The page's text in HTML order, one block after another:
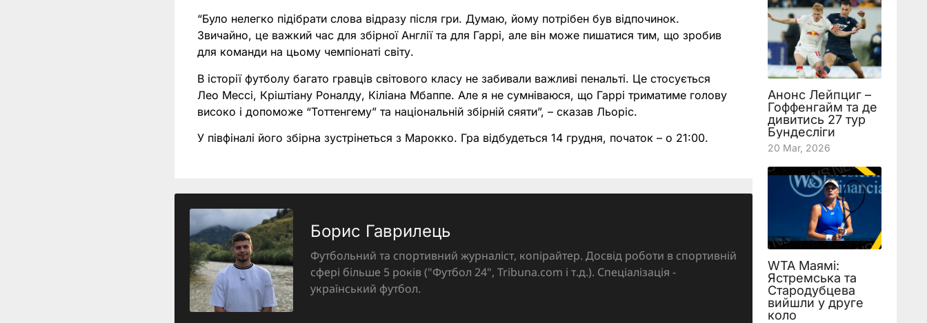
“Було нелегко підібрати слова відразу після гри. Думаю, йому потрібен був відпочинок.
Звичайно, це важкий час для збірної Англії та для Гаррі, але він може пишатися тим, що зробив
для команди на цьому чемпіонаті світу.
В історії футболу багато гравців світового класу не забивали важливі пенальті. Це стосується
Лео Мессі, Кріштіану Роналду, Кіліана Мбаппе. Але я не сумніваюся, що Гаррі триматиме голову
високо і допоможе “Тоттенгему” та національній збірній сяяти”, – сказав Льоріс.
У півфіналі його збірна зустрінеться з Марокко. Гра відбудеться 14 грудня, початок – о 21:00.
Борис Гаврилець
Футбольний та спортивний журналіст, копірайтер. Досвід роботи в спортивній
сфері більше 5 років ("Футбол 24", Tribuna.com і т.д.). Спеціалізація -
український футбол.
Анонс Лейпциг –
Гоффенгайм та де
дивитись 27 тур
Бундесліги
20 Mar, 2026
WTA Маямі:
Ястремська та
Стародубцева
вийшли у друге
коло